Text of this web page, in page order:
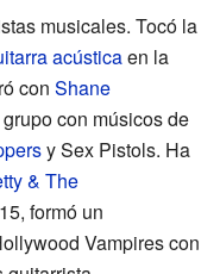
musicales. Tocó la
acústicaen la
con Shane
con músicos de
y Sex Pistols. Ha
& The
formó un
Vampires con